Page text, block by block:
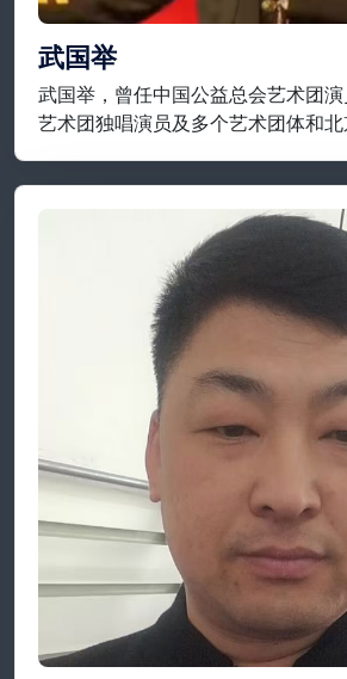
武国举
武国举，曾任中国公益总会艺术团
艺术团独唱演员及多个艺术团体和
友艺术团特聘独唱演员，享誉实力